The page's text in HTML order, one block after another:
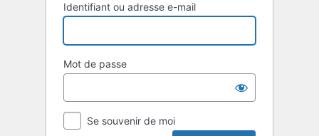
Identifiant ou adresse e-mail
Mot de passe
Se souvenir de moi